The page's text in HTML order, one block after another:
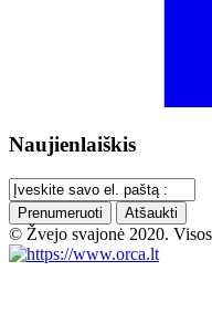
Naujienlaiškis
Prenumeruoti Atšaukti
© Žvejo svajonė 2020. Visos